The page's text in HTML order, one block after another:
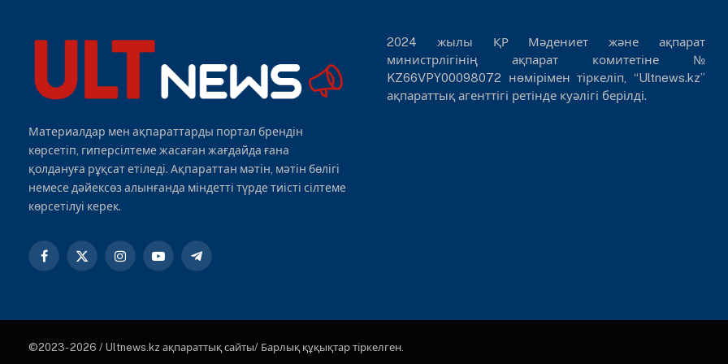
Материалдар мен ақпараттарды портал брендін
көрсетіп, гиперсілтеме жасаған жағдайда ғана
қолдануға рұқсат етіледі. Ақпараттан мәтін, мәтін бөлігі
немесе дәйексөз алынғанда міндетті түрде тиісті сілтеме
көрсетілуі керек.
Facebook
X
InstagramYouTubeTelegram
2024 жылы ҚР Мәдениет және ақпарат
министрлігінің ақпарат комитетіне №
KZ66VPY00098072 нөмірімен тіркеліп, “Ultnews.kz”
ақпараттық агенттігі ретінде куәлігі берілді.
©2023- 2026 / Ultnews.kz ақпараттық сайты/ Барлық құқықтар тіркелген.